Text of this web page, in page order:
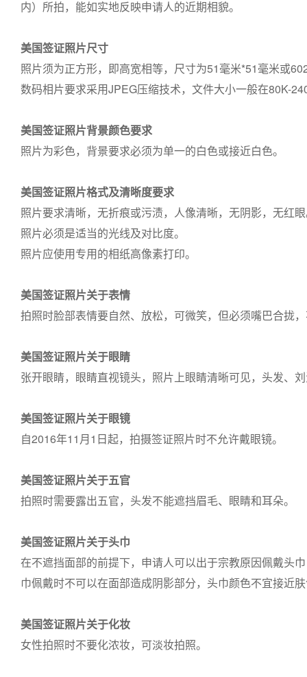
内）所拍，能如实地反映申请人的近期相貌。
美国签证照片尺寸
照片须为正方形，即高宽相等，尺寸为51毫米*51毫米或
数码相片要求采用JPEG压缩技术，文件大小一般在80K-
美国签证照片背景颜色要求
照片为彩色，背景要求必须为单一的白色或接近白色。
美国签证照片格式及清晰度要求
照片要求清晰，无折痕或污渍，人像清晰，无阴影，无红
照片必须是适当的光线及对比度。
照片应使用专用的相纸高像素打印。
美国签证照片关于表情
拍照时脸部表情要自然、放松，可微笑，但必须嘴巴合拢
美国签证照片关于眼睛
张开眼睛，眼睛直视镜头，照片上眼睛清晰可见，头发、
美国签证照片关于眼镜
自2016年11月1日起，拍摄签证照片时不允许戴眼镜。
美国签证照片关于五官
拍照时需要露出五官，头发不能遮挡眉毛、眼睛和耳朵。
美国签证照片关于头巾
在不遮挡面部的前提下，申请人可以出于宗教原因佩戴头
巾佩戴时不可以在面部造成阴影部分，头巾颜色不宜接近
美国签证照片关于化妆
女性拍照时不要化浓妆，可淡妆拍照。